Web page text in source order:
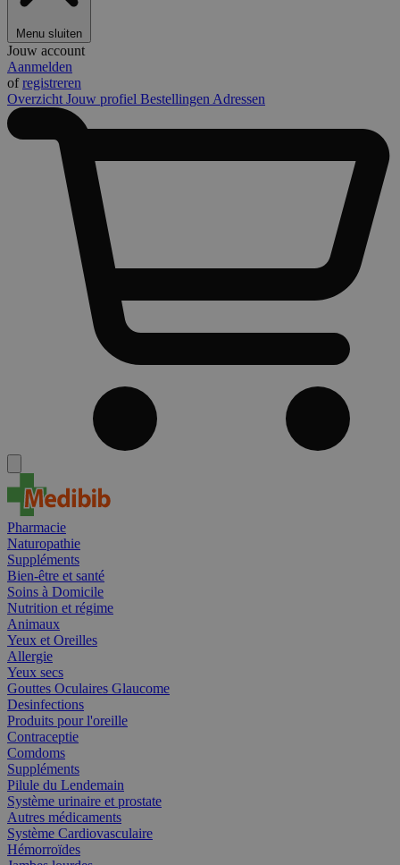
Menu sluiten
Jouw account
Aanmelden
ofregistreren
Overzicht Jouw profiel Bestellingen Adressen
Pharmacie
Naturopathie
Suppléments
Bien-être et santé
Soins à Domicile
Nutrition et régime
Animaux
Yeux et Oreilles
Allergie
Yeux secs
Gouttes Oculaires Glaucome
Desinfections
Produits pour l'oreille
Contraceptie
Comdoms
Suppléments
Pilule du Lendemain
Système urinaire et prostate
Autres médicaments
Système Cardiovasculaire
Hémorroïdes